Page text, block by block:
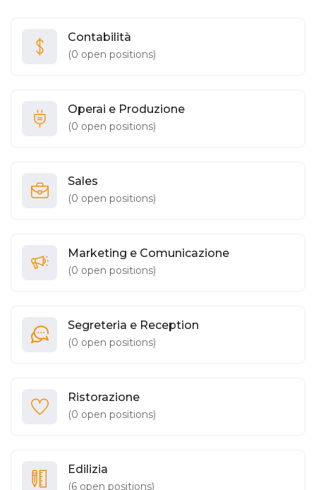
Contabilità
(0 open positions)
Operai e Produzione
(0 open positions)
Sales
(0 open positions)
Marketing e Comunicazione
(0 open positions)
Segreteria e Reception
(0 open positions)
Ristorazione
(0 open positions)
Edilizia
(6 open positions)